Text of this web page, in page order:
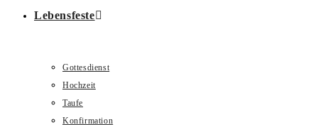
Lebensfeste
Gottesdienst
Hochzeit
Taufe
Konfirmation